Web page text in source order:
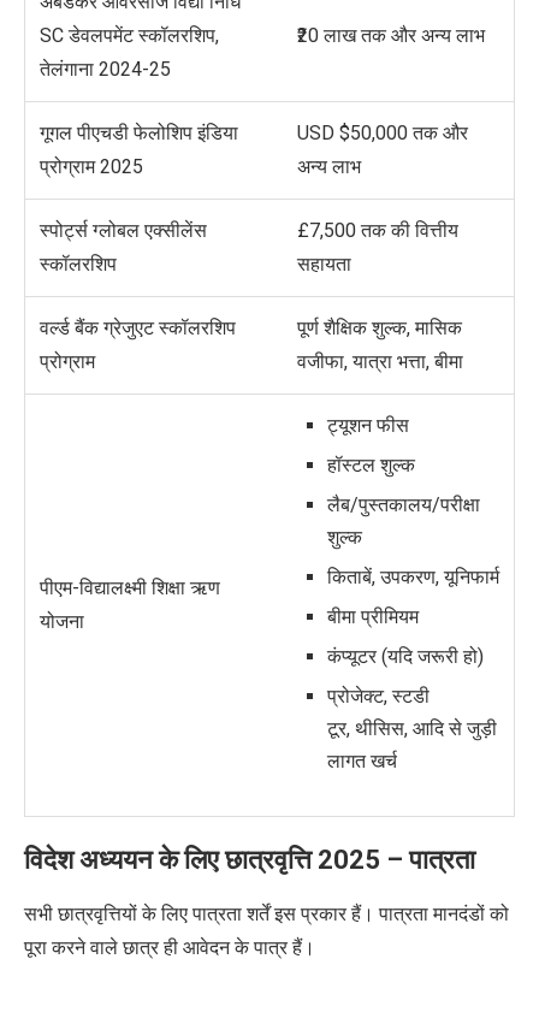
SC डेवलपमेंट स्कॉलरशिप,
तेलंगाना 2024-25
₹20 लाख तक और अन्य लाभ
गूगल पीएचडी फेलोशिप इंडिया
प्रोग्राम 2025
USD $50,000 तक और
अन्य लाभ
स्पोर्ट्स ग्लोबल एक्सीलेंस
स्कॉलरशिप
£7,500 तक की वित्तीय
सहायता
वर्ल्ड बैंक ग्रेजुएट स्कॉलरशिप
प्रोग्राम
पूर्ण शैक्षिक शुल्क, मासिक
वजीफा, यात्रा भत्ता, बीमा
पीएम-विद्यालक्ष्मी शिक्षा ऋण
योजना
ट्यूशन फीस
हॉस्टल शुल्क
लैब/पुस्तकालय/परीक्षा
शुल्क
किताबें, उपकरण,यूनिफार्म
बीमा प्रीमियम
कंप्यूटर (यदि जरूरी हो)
प्रोजेक्ट, स्टडी
टूर, थीसिस, आदि से जुड़ी
लागत खर्च
विदेश अध्ययन के लिए छात्रवृत्ति 2025 –पात्रता
सभी छात्रवृत्तियों के लिए पात्रता शर्तें इस प्रकार हैं। पात्रता मानदंडों को
पूरा करने वाले छात्र ही आवेदन के पात्र हैं।